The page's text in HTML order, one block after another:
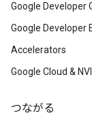
Google Developer
Google Developer
Accelerators
Google Cloud &
つながる